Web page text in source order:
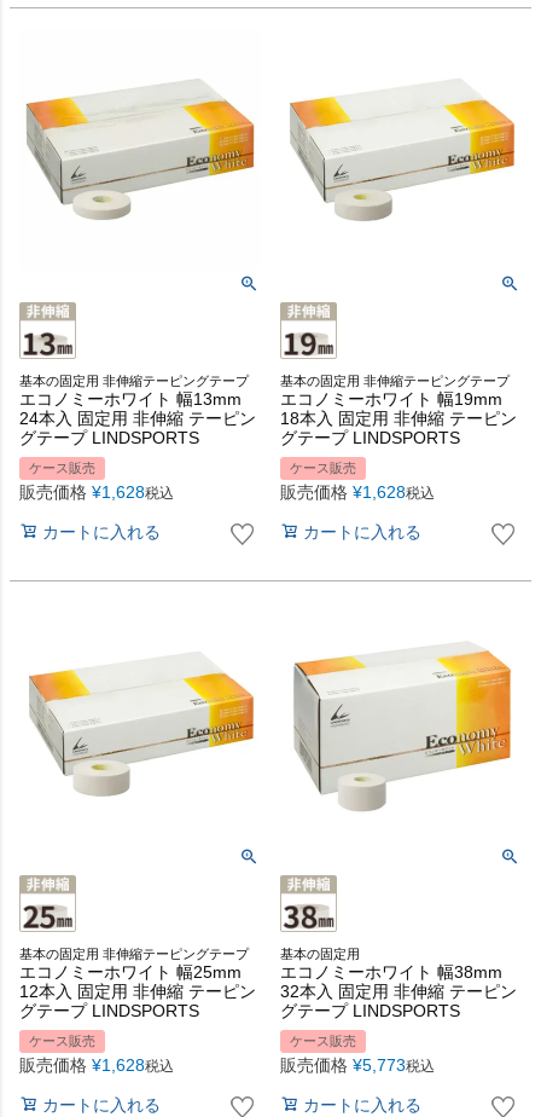
基本の固定用 非伸縮テーピングテープ
エコノミーホワイト 幅13mm
24本入 固定用 非伸縮 テーピン
グテープ LINDSPORTS
ケース販売
販売価格 ¥1,628税込
カートに入れる
基本の固定用 非伸縮テーピングテープ
エコノミーホワイト 幅19mm
18本入 固定用 非伸縮 テーピン
グテープ LINDSPORTS
ケース販売
販売価格 ¥1,628税込
カートに入れる
基本の固定用 非伸縮テーピングテープ
エコノミーホワイト 幅25mm
12本入 固定用 非伸縮 テーピン
グテープ LINDSPORTS
ケース販売
販売価格 ¥1,628税込
カートに入れる
基本の固定用
エコノミーホワイト 幅38mm
32本入 固定用 非伸縮 テーピン
グテープ LINDSPORTS
ケース販売
販売価格 ¥5,773税込
カートに入れる